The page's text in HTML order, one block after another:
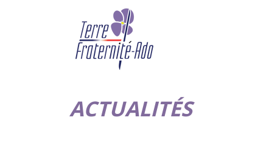
ACTUALITÉS